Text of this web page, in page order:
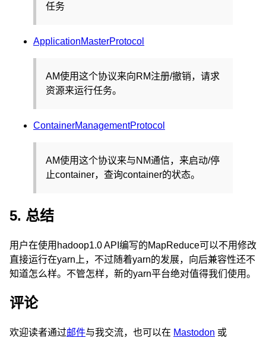
任务
ApplicationMasterProtocol
AM使用这个协议来向RM注册/撤销，请求
资源来运行任务。
ContainerManagementProtocol
AM使用这个协议来与NM通信，来启动/停
止container，查询container的状态。
5. 总结
用户在使用hadoop1.0 API编写的MapReduce可以不用修改
直接运行在yarn上，不过随着yarn的发展，向后兼容性还不
知道怎么样。不管怎样，新的yarn平台绝对值得我们使用。
评论
欢迎读者通过邮件与我交流，也可以在 Mastodon 或